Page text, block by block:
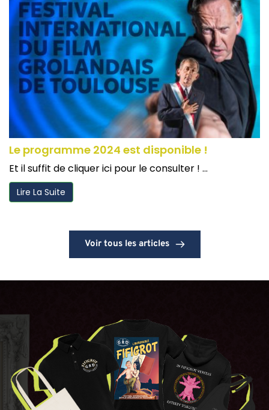
Le programme 2024 est disponible !
Et il suffit de cliquer ici pour le consulter ! ...
Lire La Suite
Voir tous les articles